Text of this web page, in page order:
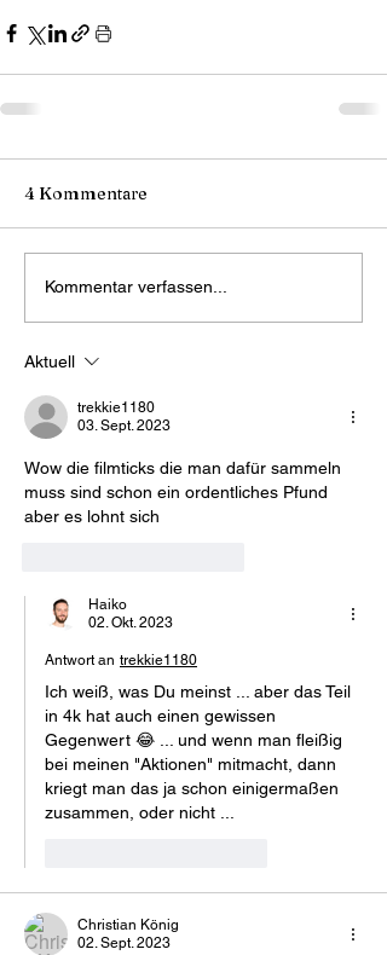
4 Kommentare
Kommentar verfassen...
Aktuell
trekkie1180
03. Sept. 2023
Wow die filmticks die man dafür sammeln
muss sind schon ein ordentliches Pfund
aber es lohnt sich
Haiko
02. Okt. 2023
Antwort an trekkie1180
Ich weiß, was Du meinst ... aber das Teil
in 4k hat auch einen gewissen
Gegenwert 😂 ... und wenn man fleißig
bei meinen "Aktionen" mitmacht, dann
kriegt man das ja schon einigermaßen
zusammen, oder nicht ...
Christian König
02. Sept. 2023